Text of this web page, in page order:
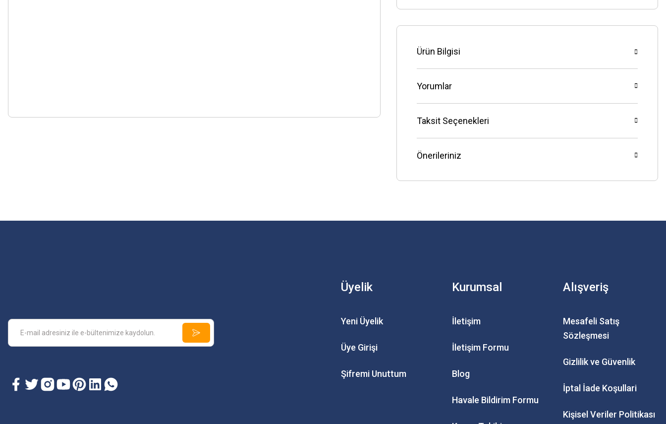
Ürün Bilgisi
Yorumlar
Taksit Seçenekleri
Önerileriniz
Üyelik
Yeni Üyelik
Üye Girişi
Şifremi Unuttum
Kurumsal
İletişim
İletişim Formu
Blog
Havale Bildirim Formu
Alışveriş
Mesafeli Satış
Sözleşmesi
Gizlilik ve Güvenlik
İptal İade Koşullari
Kişisel Veriler Politikası